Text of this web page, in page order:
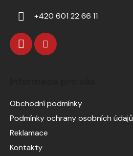
+420 601 22 66 11
Obchodní podmínky
Podmínky ochrany osobních údajů
Reklamace
Kontakty